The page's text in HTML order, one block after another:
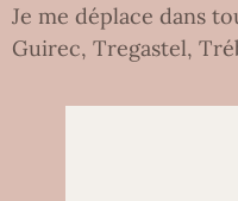
Je me déplace dans
Guirec, Tregastel,